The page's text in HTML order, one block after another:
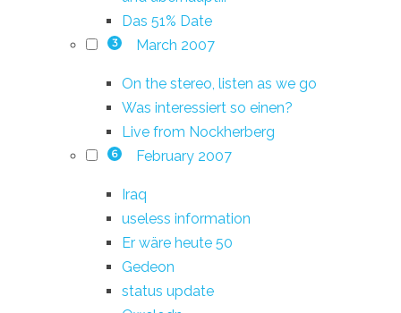
Das 51% Date
3 March 2007
On the stereo, listen as we go
Was interessiert so einen?
Live from Nockherberg
6 February 2007
Iraq
useless information
Er wäre heute 50
Gedeon
status update